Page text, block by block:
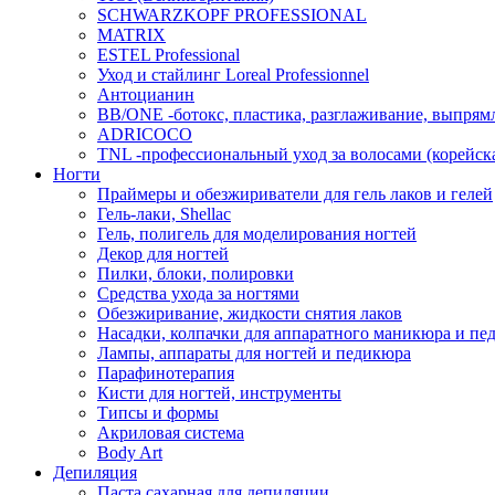
SCHWARZKOPF PROFESSIONAL
MATRIX
ESTEL Professional
Уход и стайлинг Loreal Professionnel
Антоцианин
BB/ONE -ботокс, пластика, разглаживание,
ADRICOCO
TNL -профессиональный уход за волосами
Ногти
Праймеры и обезжириватели для гель лаков и гелей
Гель-лаки, Shellac
Гель, полигель для моделирования ногтей
Декор для ногтей
Пилки, блоки, полировки
Средства ухода за ногтями
Обезжиривание, жидкости снятия лаков
Насадки, колпачки для аппаратного маникюра и
Лампы, аппараты для ногтей и педикюра
Парафинотерапия
Кисти для ногтей, инструменты
Типсы и формы
Акриловая система
Body Art
Депиляция